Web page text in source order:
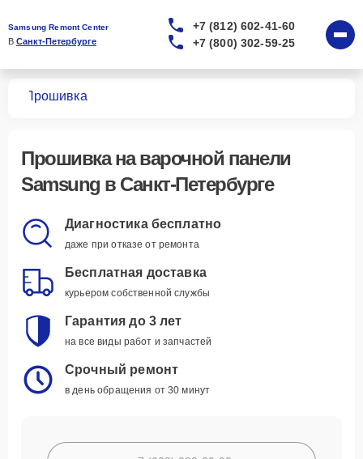
Samsung Remont Center
В Санкт-Петербурге
+7 (812) 602-41-60
+7 (800) 302-59-25
Прошивка
Прошивкана варочной панели
Samsung в Санкт-Петербурге
Диагностика бесплатно
даже при отказе от ремонта
Бесплатная доставка
курьером собственной службы
Гарантия до 3 лет
на все виды работ и запчастей
Срочный ремонт
в день обращения от 30 минут